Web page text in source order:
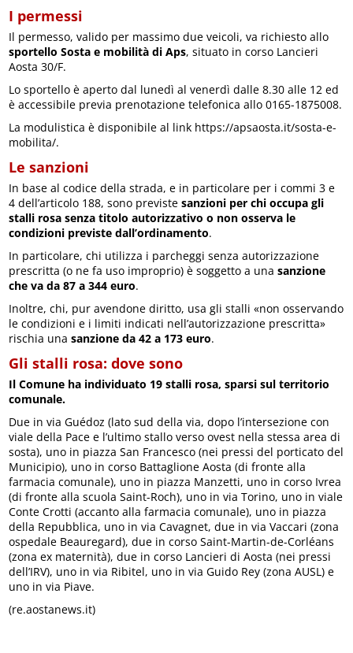
I permessi
Il permesso, valido per massimo due veicoli, va richiesto allo
sportello Sosta e mobilità di Aps, situato in corso Lancieri
Aosta 30/F.
Lo sportello è aperto dal lunedì al venerdì dalle 8.30 alle 12 ed
è accessibile previa prenotazione telefonica allo 0165-1875008.
La modulistica è disponibile al link https://apsaosta.it/sosta-e-
mobilita/.
Le sanzioni
In base al codice della strada, e in particolare per i commi 3 e
4 dell’articolo 188, sono previstesanzioni per chi occupa gli
stalli rosa senza titolo autorizzativo o non osserva le
condizioni previste dall’ordinamento.
In particolare, chi utilizza i parcheggi senza autorizzazione
prescritta (o ne fa uso improprio) è soggetto a unasanzione
che va da 87 a 344 euro.
Inoltre, chi, pur avendone diritto, usa gli stalli «non osservando
le condizioni e i limiti indicati nell’autorizzazione prescritta»
rischia unasanzione da 42 a 173 euro.
Gli stalli rosa: dove sono
Il Comune ha individuato 19 stalli rosa, sparsi sul territorio
comunale.
Due in via Guédoz (lato sud della via, dopo l’intersezione con
viale della Pace e l’ultimo stallo verso ovest nella stessa area di
sosta), uno in piazza San Francesco (nei pressi del porticato del
Municipio), uno in corso Battaglione Aosta (di fronte alla
farmacia comunale), uno in piazza Manzetti, uno in corso Ivrea
(di fronte alla scuola Saint-Roch), uno in via Torino, uno in viale
Conte Crotti (accanto alla farmacia comunale), uno in piazza
della Repubblica, uno in via Cavagnet, due in via Vaccari (zona
ospedale Beauregard), due in corso Saint-Martin-de-Corléans
(zona ex maternità), due in corso Lancieri di Aosta (nei pressi
dell’IRV), uno in via Ribitel, uno in via Guido Rey (zona AUSL) e
uno in via Piave.
(re.aostanews.it)